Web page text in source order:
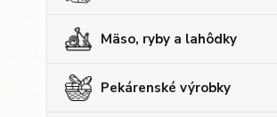
Mäso, ryby a lahôdky
Pekárenské výrobky